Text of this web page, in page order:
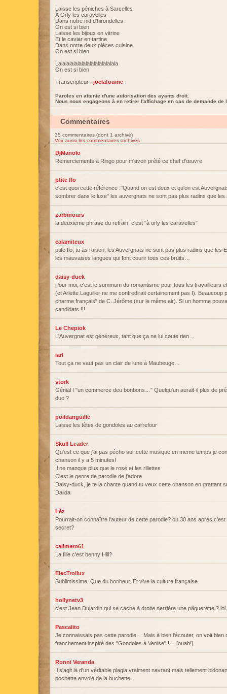
Laisse les péniches à Sarcelles
À Orly les caravelles
Dans notre nid d'hirondelles
On est si bien
Laisse les bijoux en vitrine
Et le caviar en tartine
Dans notre deux pièces cuisine
On est si bien
Lalalalalalalalalalalalalalala
On est si bien
Transcripteur : joelafouine
Paroles en attente d'une autorisation des ayants droit.
Nous nous engageons à en retirer l'affichage en cas de demande de
Commentaires
35 commentaires (dont 1 archivé)
Voir aussi les commentaires archivés
DjManolo
Remerciements à Ringo pour m'avoir prêté ce chef d'œuvre
ptite flo
c'est quoi cette référence :"Quand on est deux et qu'on est
sombrer dans le luxe" les auvergnats ne sont pas plus radins que les
zarbinours
la deuxieme phrase du refrain, c'est "à orly les caravelles"
calamiteux
ptite flo, tu as raison, les Auvergnats ne sont pas plus radins que les
les mauvaises langues qui font courir tous ces bruits…
daisy-duck
Pour moi, c'est le summum du romantisme pour tous les travailleurs
(et Arlette Laguiller ne me contredirait certainement pas !). Beaucoup
charme français" de C. Jérôme (sur le même air). Si un homme
candidats !!!
Le Chepiok
L'Auvergnat est généreux, tant que ça ne lui coute rien…
iarl
Tout ça ne vaut pas un clair de lune à Maubeuge…
stork
Génial ! "un commerce deu bonbons…" Quelqu'un aurait-il plus de
duo ?
poildanguille
Laisse les têtes de gondoles au carrefour
Skull Leader
Qu'est ce que j'ai pas pécho sur cette musique en meme temps je
chanson il y a 5 minutes!
Il ne manque plus que le rosé et les rillettes
C'est le genre de parodie de j'adore
Daisy-duck, je te la chante quand tu veux cette chanson en grattant
Dalida
Lèz
Pourrait-on connaître l'auteur de cette parodie? ou 30 ans après
secret?
calimero61
La fille c'est benny Hill?
ElecTrollux
Sublimissime. Que du bonheur. Et vive la culture française.
hollynetv3
c'est Jean Dujardin qui se cache à droite derrière une pâquerette ? lol
Pascalito
Je connaissais pas cette parodie… Mais à bien l'écouter, on voit bien
franchement inspiré des "Gondoles à Venise" !… [ouah!]
Ronni Veranda
Il s'agit là d'un véritable plagia vraiment navrant mais tellement
pochette envoie de la buchette.